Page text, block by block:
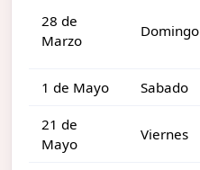
28 de
Marzo
Domingo
1 de Mayo Sabado
21 de
Mayo
Viernes